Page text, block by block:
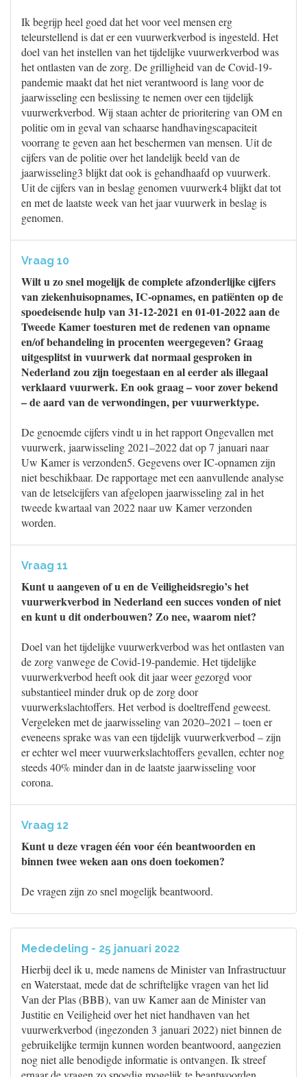
Ik begrijp heel goed dat het voor veel mensen erg
teleurstellend is dat er een vuurwerkverbod is ingesteld. Het
doel van het instellen van het tijdelijke vuurwerkverbod was
het ontlasten van de zorg. De grilligheid van de Covid-19-
pandemie maakt dat het niet verantwoord is lang voor de
jaarwisseling een beslissing te nemen over een tijdelijk
vuurwerkverbod. Wij staan achter de prioritering van OM en
politie om in geval van schaarse handhavingscapaciteit
voorrang te geven aan het beschermen van mensen. Uit de
cijfers van de politie over het landelijk beeld van de
jaarwisseling3 blijkt dat ook is gehandhaafd op vuurwerk.
Uit de cijfers van in beslag genomen vuurwerk4 blijkt dat tot
en met de laatste week van het jaar vuurwerk in beslag is
genomen.
Vraag 10
Wilt u zo snel mogelijk de complete afzonderlijke cijfers
van ziekenhuisopnames, IC-opnames, en patiënten op de
spoedeisende hulp van 31-12-2021 en 01-01-2022 aan de
Tweede Kamer toesturen met de redenen van opname
en/of behandeling in procenten weergegeven? Graag
uitgesplitst in vuurwerk dat normaal gesproken in
Nederland zou zijn toegestaan en al eerder als illegaal
verklaard vuurwerk. En ook graag – voor zover bekend
– de aard van de verwondingen, per vuurwerktype.
De genoemde cijfers vindt u in het rapport Ongevallen met
vuurwerk, jaarwisseling 2021–2022 dat op 7 januari naar
Uw Kamer is verzonden5. Gegevens over IC-opnamen zijn
niet beschikbaar. De rapportage met een aanvullende analyse
van de letselcijfers van afgelopen jaarwisseling zal in het
tweede kwartaal van 2022 naar uw Kamer verzonden
worden.
Vraag 11
Kunt u aangeven of u en de Veiligheidsregio’s het
vuurwerkverbod in Nederland een succes vonden of niet
en kunt u dit onderbouwen? Zo nee, waarom niet?
Doel van het tijdelijke vuurwerkverbod was het ontlasten van
de zorg vanwege de Covid-19-pandemie. Het tijdelijke
vuurwerkverbod heeft ook dit jaar weer gezorgd voor
substantieel minder druk op de zorg door
vuurwerkslachtoffers. Het verbod is doeltreffend geweest.
Vergeleken met de jaarwisseling van 2020–2021 – toen er
eveneens sprake was van een tijdelijk vuurwerkverbod – zijn
er echter wel meer vuurwerkslachtoffers gevallen, echter nog
steeds 40% minder dan in de laatste jaarwisseling voor
corona.
Vraag 12
Kunt u deze vragen één voor één beantwoorden en
binnen twee weken aan ons doen toekomen?
De vragen zijn zo snel mogelijk beantwoord.
Mededeling - 25 januari 2022
Hierbij deel ik u, mede namens de Minister van Infrastructuur
en Waterstaat, mede dat de schriftelijke vragen van het lid
Van der Plas (BBB), van uw Kamer aan de Minister van
Justitie en Veiligheid over het niet handhaven van het
vuurwerkverbod (ingezonden 3 januari 2022) niet binnen de
gebruikelijke termijn kunnen worden beantwoord, aangezien
nog niet alle benodigde informatie is ontvangen. Ik streef